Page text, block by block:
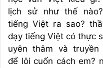
lịch sử như thế
tiếng Việt ra sao?
dạy tiếng Việt có thực
uyên thâm và truyền
để lôi cuốn cách em?